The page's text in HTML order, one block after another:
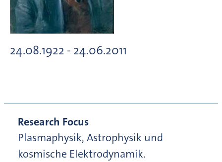
24.08.1922 - 24.06.2011
Research Focus
Plasmaphysik, Astrophysik und
kosmische Elektrodynamik.